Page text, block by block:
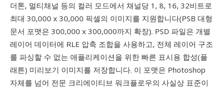
더톤, 멀티채널 등의 컬러 모드에서 채널당 1, 8, 16, 32비트로
최대 30,000 x 30,000 픽셀의 이미지를 지원합니다(PSB 대형
문서 포맷은 300,000 x 300,000까지 확장). PSD 파일은 개별
레이어 데이터에 RLE 압축 조합을 사용하고, 전체 레이어 구조
를 파싱할 수 없는 애플리케이션을 위한 빠른 표시용 합성(플
래튼) 미리보기 이미지를 저장합니다. 이 포맷은 Photoshop
자체를 넘어 전문 크리에이티브 워크플로우의 사실상 표준이